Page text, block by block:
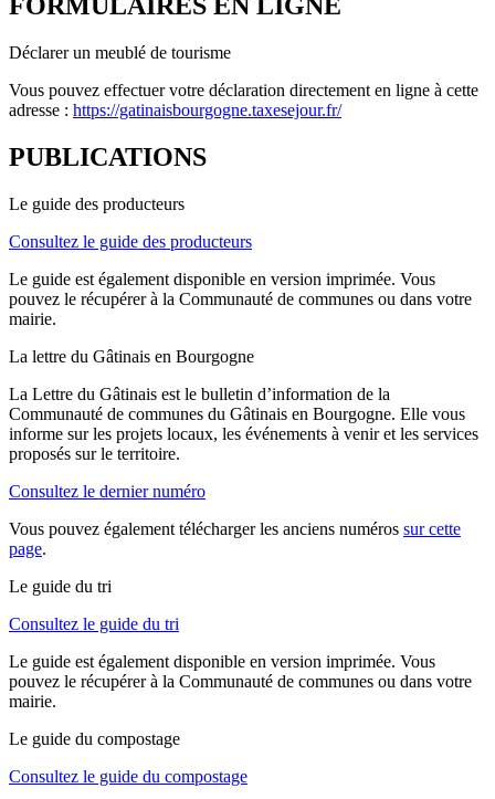
Déclarer un meublé de tourisme
Vous pouvez effectuer votre déclaration directement en ligne à cette
adresse : https://gatinaisbourgogne.taxesejour.fr/
PUBLICATIONS
Le guide des producteurs
Consultez le guide des producteurs
Le guide est également disponible en version imprimée. Vous
pouvez le récupérer à la Communauté de communes ou dans votre
mairie.
La lettre du Gâtinais en Bourgogne
La Lettre du Gâtinais est le bulletin d’information de la
Communauté de communes du Gâtinais en Bourgogne. Elle vous
informe sur les projets locaux, les événements à venir et les services
proposés sur le territoire.
Consultez le dernier numéro
Vous pouvez également télécharger les anciens numéros sur cette
page.
Le guide du tri
Consultez le guide du tri
Le guide est également disponible en version imprimée. Vous
pouvez le récupérer à la Communauté de communes ou dans votre
mairie.
Le guide du compostage
Consultez le guide du compostage